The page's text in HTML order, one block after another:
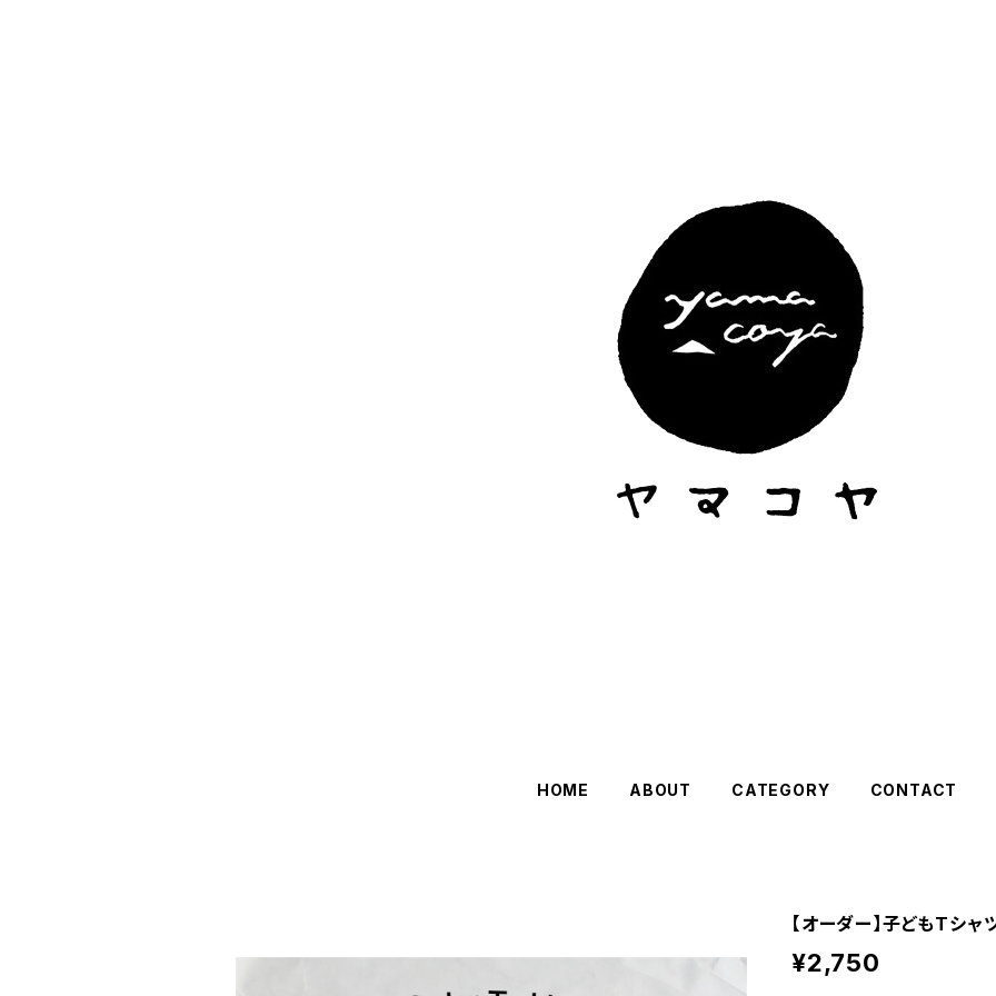
HOME ABOUT CATEGORY CONTACT
【オーダー】子どもTシャ
¥2,750